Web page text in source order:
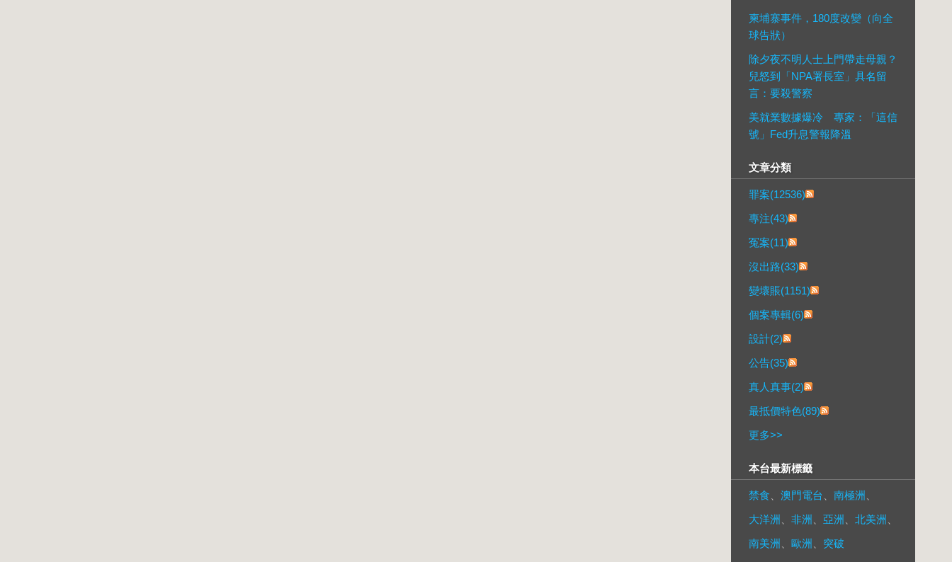
柬埔寨事件，180度改變（向全
球告狀）
除夕夜不明人士上門帶走母親？
兒怒到「NPA署長室」具名留
言：要殺警察
美就業數據爆冷 專家：「這信
號」Fed升息警報降溫
文章分類
罪案(12536)
專注(43)
冤案(11)
沒出路(33)
變壞賬(1151)
個案專輯(6)
設計(2)
公告(35)
真人真事(2)
最抵價特色(89)
更多>>
本台最新標籤
禁食 澳門電台 南極洲
大洋洲
非洲 亞洲 北美洲
南美洲
歐洲 突破